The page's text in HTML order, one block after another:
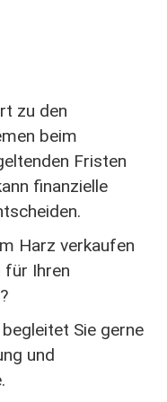
zu den
beim
Fristen
finanzielle
Harz verkaufen
für Ihren
begleitet Sie gerne
und